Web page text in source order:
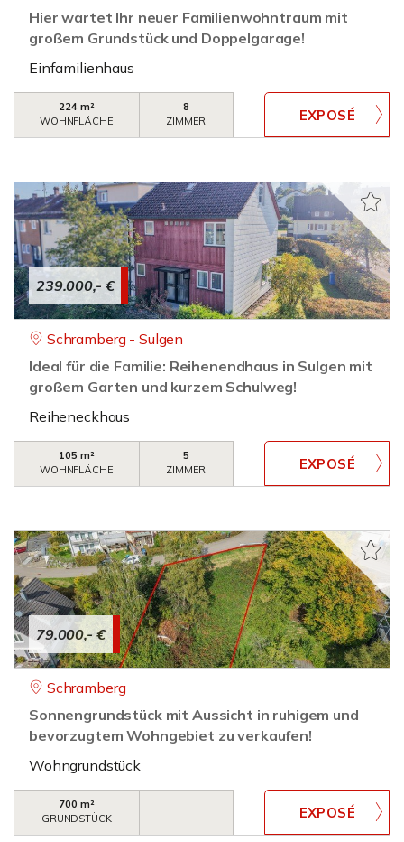
Hier wartet Ihr neuer Familienwohntraum mit
großem Grundstück und Doppelgarage!
Einfamilienhaus
224 m²
WOHNFLÄCHE
8
ZIMMER
239.000,- €
Schramberg - Sulgen
Ideal für die Familie: Reihenendhaus in Sulgen mit
großem Garten und kurzem Schulweg!
Reiheneckhaus
105 m²
WOHNFLÄCHE
5
ZIMMER
79.000,- €
Schramberg
Sonnengrundstück mit Aussicht in ruhigem und
bevorzugtem Wohngebiet zu verkaufen!
Wohngrundstück
700 m²
GRUNDSTÜCK